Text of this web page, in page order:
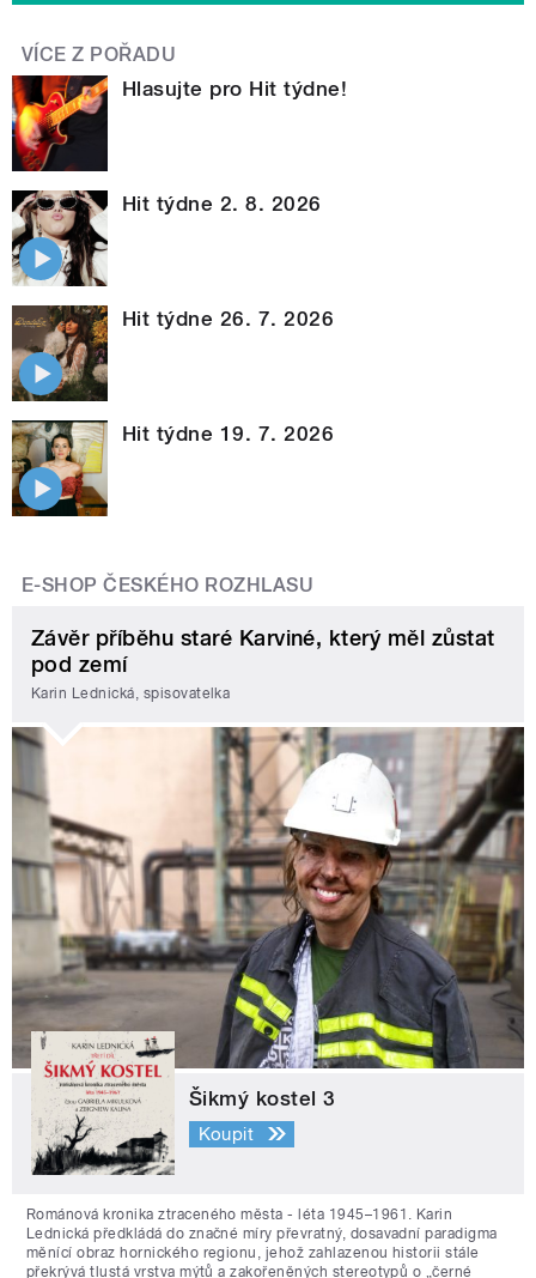
VÍCE Z POŘADU
Hlasujte pro Hit týdne!
Hit týdne 2. 8. 2026
Hit týdne 26. 7. 2026
Hit týdne 19. 7. 2026
E-SHOP ČESKÉHO ROZHLASU
Závěr příběhu staré Karviné, který měl zůstat
pod zemí
Karin Lednická, spisovatelka
Šikmý kostel 3
Koupit
Románová kronika ztraceného města - léta 1945–1961. Karin
Lednická předkládá do značné míry převratný, dosavadní paradigma
měnící obraz hornického regionu, jehož zahlazenou historii stále
překrývá tlustá vrstva mýtů a zakořeněných stereotypů o „černé